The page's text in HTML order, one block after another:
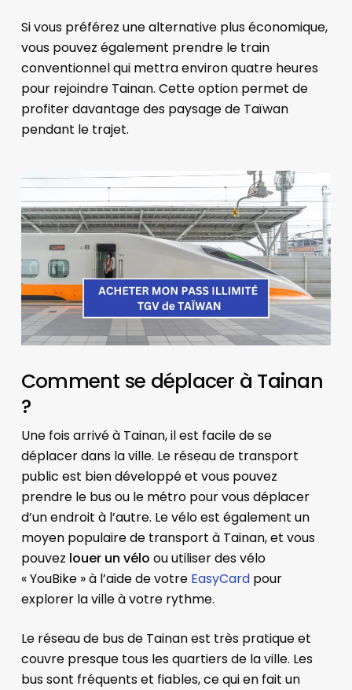
Si vous préférez une alternative plus économique,
vous pouvez également prendre le train
conventionnel qui mettra environ quatre heures
pour rejoindre Tainan. Cette option permet de
profiter davantage des paysage de Taïwan
pendant le trajet.
Comment se déplacer à Tainan
?
Une fois arrivé à Tainan, il est facile de se
déplacer dans la ville. Le réseau de transport
public est bien développé et vous pouvez
prendre le bus ou le métro pour vous déplacer
d’un endroit à l’autre. Le vélo est également un
moyen populaire de transport à Tainan, et vous
pouvez louer un vélo ou utiliser des vélo
« YouBike » à l’aide de votre EasyCardpour
explorer la ville à votre rythme.
Le réseau de bus de Tainan est très pratique et
couvre presque tous les quartiers de la ville. Les
bus sont fréquents et fiables, ce qui en fait un